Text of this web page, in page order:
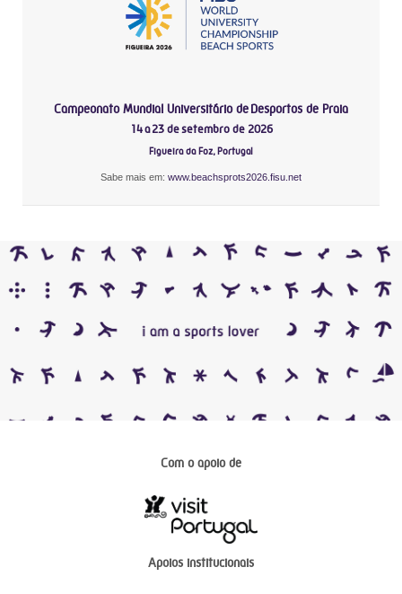
Campeonato Mundial Universitário de Desportos de Praia
14 a 23 de setembro de 2026
Figueira da Foz, Portugal
Sabe mais em: www.beachsprots2026.fisu.net
Com o apoio de
Apoios institucionais